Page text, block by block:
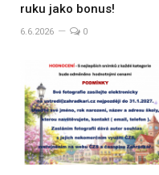
ruku jako bonus!
6.6.2026 0